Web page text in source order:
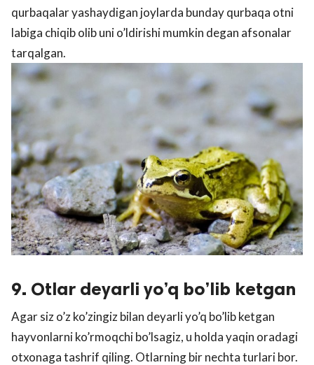
qurbaqalar yashaydigan joylarda bunday qurbaqa otni
labiga chiqib olib uni o’ldirishi mumkin degan afsonalar
tarqalgan.
9. Otlar deyarli yo’q bo’lib ketgan
Agar siz o’z ko’zingiz bilan deyarli yo’q bo’lib ketgan
hayvonlarni ko’rmoqchi bo’lsagiz, u holda yaqin oradagi
otxonaga tashrif qiling. Otlarning bir nechta turlari bor.